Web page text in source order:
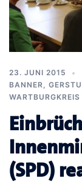
23. JUNI 2015
BANNER,
WARTBURGKREIS
(SPD)